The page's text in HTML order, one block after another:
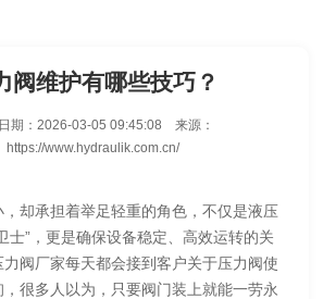
阀维护有哪些技巧？
期： 2026-03-05 09:45:08
来源：
https://www.hydraulik.com.cn/
，却承担着举足轻重的角色，不仅是液压
士”，更是确保设备稳定、高效运转的关
阀厂家每天都会接到客户关于压力阀使
，很多人以为，只要阀门装上就能一劳永